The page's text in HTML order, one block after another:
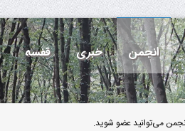
انجمن خبری قفسه
می‌توانید عضو شوید.